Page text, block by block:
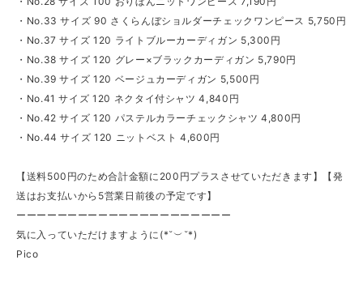
・No.33 サイズ 90 さくらんぼショルダーチェックワンピース 5,750円
・No.37 サイズ 120 ライトブルーカーディガン 5,300円
・No.38 サイズ 120 グレー×ブラックカーディガン 5,790円
・No.39 サイズ 120 ベージュカーディガン 5,500円
・No.41 サイズ 120 ネクタイ付シャツ 4,840円
・No.42 サイズ 120 パステルカラーチェックシャツ 4,800円
・No.44 サイズ 120 ニットベスト 4,600円
【送料500円のため合計金額に200円プラスさせていただきます】【発
送はお支払いから5営業日前後の予定です】
ーーーーーーーーーーーーーーーーーーーーー
気に入っていただけますように(*˘︶˘*)
Pico